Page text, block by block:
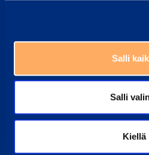
Salli
Salli
Kiellä
Työntekijämme auttavat
Yleisimmät
Täältä löydät vastaukset